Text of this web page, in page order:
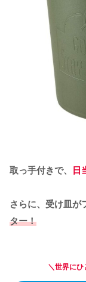
取っ手付きで、 日
さらに、受け皿が
ター！
＼世界にひ